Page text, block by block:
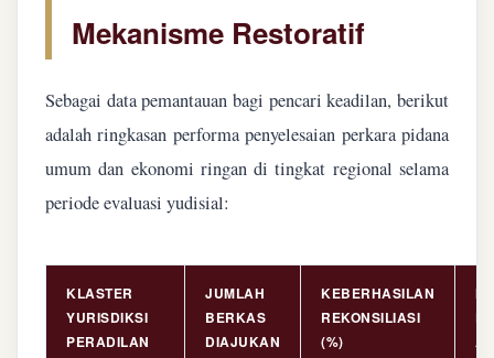
Mekanisme Restoratif
Sebagai data pemantauan bagi pencari keadilan, berikut
adalah ringkasan performa penyelesaian perkara pidana
umum dan ekonomi ringan di tingkat regional selama
periode evaluasi yudisial:
KLASTER
YURISDIKSI
PERADILAN
JUMLAH
BERKAS
DIAJUKAN
KEBERHASILAN
REKONSILIASI
(%)